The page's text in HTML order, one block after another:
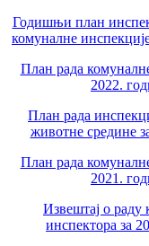
Годишњи план
комуналне
План рада
2022.
План рада
животне средине
План рада
2021.
Извештај о раду
инспектора за